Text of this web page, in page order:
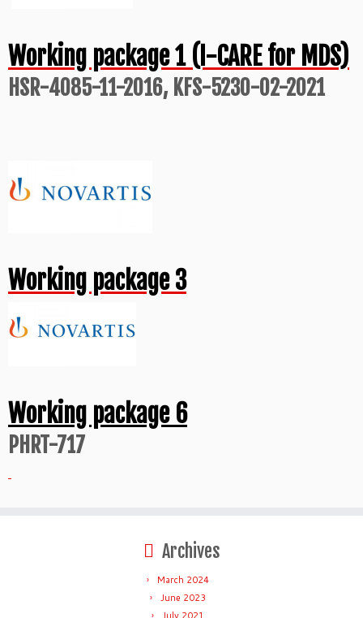
Working package 1 (I-CARE for MDS)
HSR-4085-11-2016, KFS-5230-02-2021
Working package 3
Working package 6
PHRT-717
Archives
March 2024
June 2023